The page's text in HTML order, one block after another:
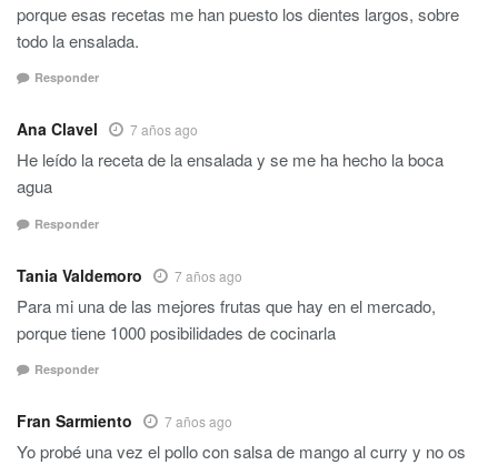
porque esas recetas me han puesto los dientes largos, sobre
todo la ensalada.
Responder
Ana Clavel 7 años ago
He leído la receta de la ensalada y se me ha hecho la boca
agua
Responder
Tania Valdemoro 7 años ago
Para mi una de las mejores frutas que hay en el mercado,
porque tiene 1000 posibilidades de cocinarla
Responder
Fran Sarmiento 7 años ago
Yo probé una vez el pollo con salsa de mango al curry y no os